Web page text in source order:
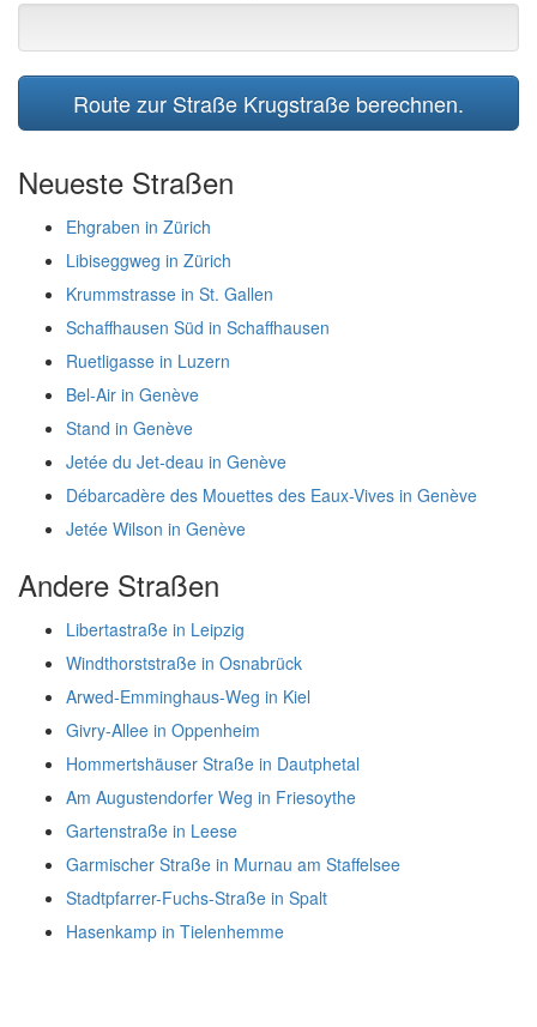
Route zur Straße Krugstraße berechnen.
Neueste Straßen
Ehgraben in Zürich
Libiseggweg in Zürich
Krummstrasse in St. Gallen
Schaffhausen Süd in Schaffhausen
Ruetligasse in Luzern
Bel-Air in Genève
Stand in Genève
Jetée du Jet-deau in Genève
Débarcadère des Mouettes des Eaux-Vives in Genève
Jetée Wilson in Genève
Andere Straßen
Libertastraße in Leipzig
Windthorststraße in Osnabrück
Arwed-Emminghaus-Weg in Kiel
Givry-Allee in Oppenheim
Hommertshäuser Straße in Dautphetal
Am Augustendorfer Weg in Friesoythe
Gartenstraße in Leese
Garmischer Straße in Murnau am Staffelsee
Stadtpfarrer-Fuchs-Straße in Spalt
Hasenkamp in Tielenhemme